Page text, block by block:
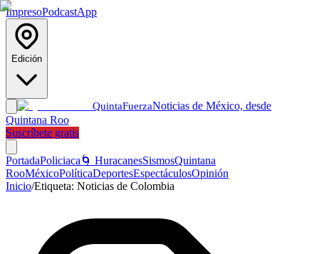
ImpresoPodcastApp
Edición
QuintaFuerzaNoticias de México, desde
Quintana Roo
Suscríbete gratis
PortadaPoliciaca 🌀 HuracanesSismosQuintana
RooMéxicoPolíticaDeportesEspectáculosOpinión
Inicio/Etiqueta: Noticias de Colombia